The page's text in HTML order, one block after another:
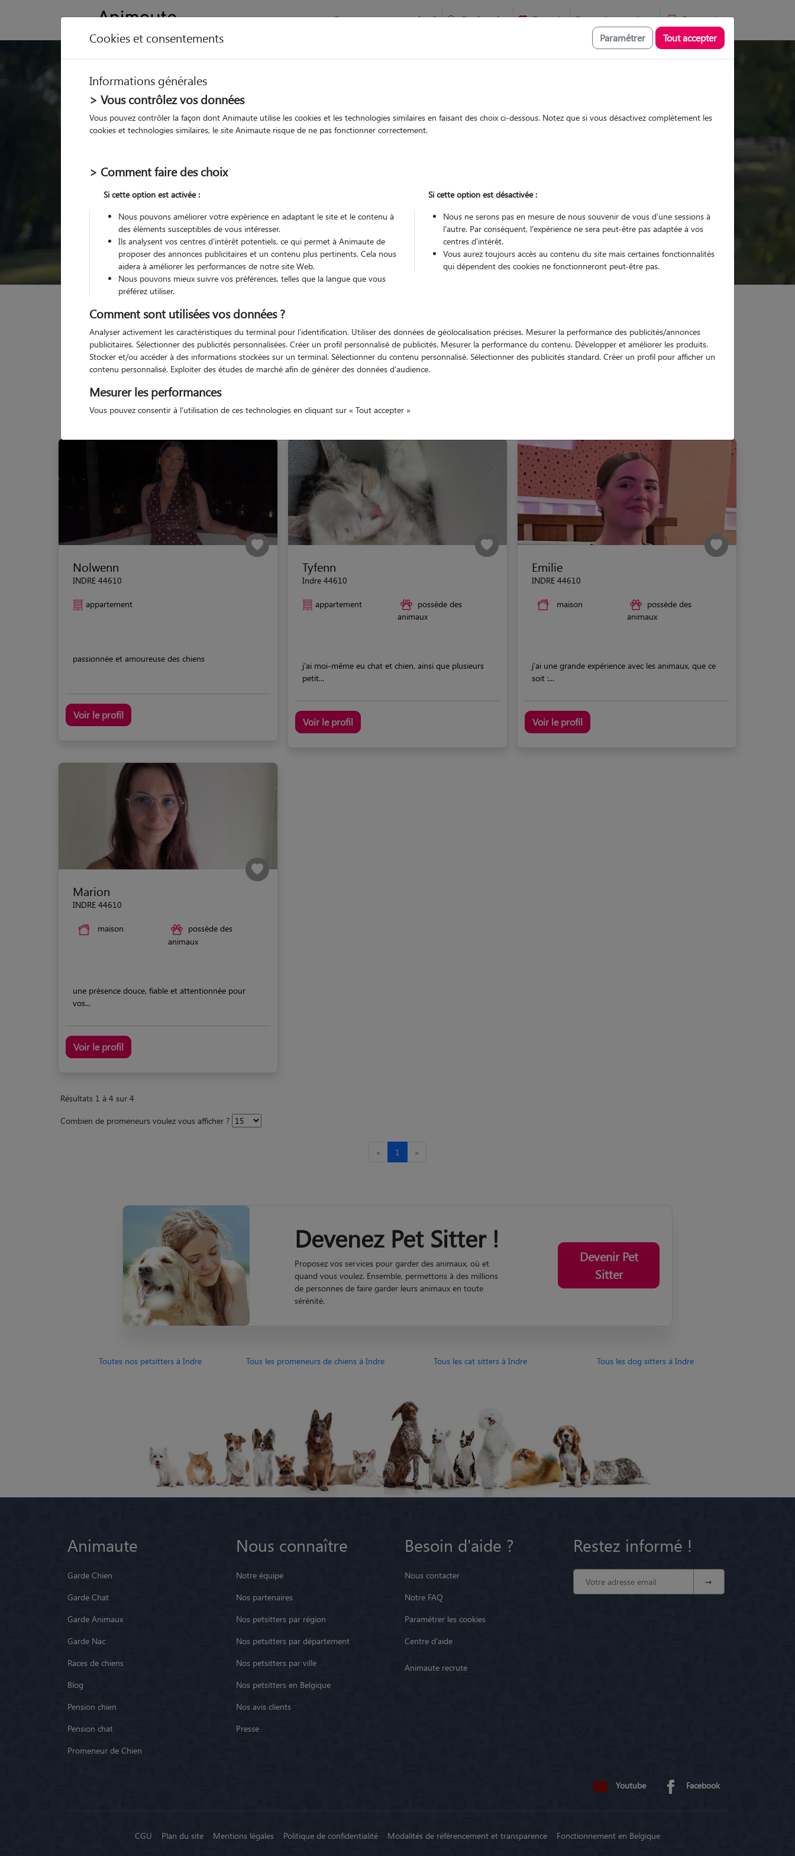
Comment ça marche ? Recherche Favoris Devenir pet sitter Connexion
Trouvez votre gardien idéal !
Parmi nospet sitters vérifiés chez le Pet Sitter
chez le Pet Sitter Visites
Visites
Pour quel animal ?
Trouver mon Pet Sitter
Garde animaux France Pays-de-la-Loire Loire-Atlantique
Nolwenn
INDRE 44610
appartement
passionnée et amoureuse des chiens
Voir le profil
Tyfenn
Indre 44610
appartement
possède des
animaux
j'ai moi-même eu chat et chien, ainsi que plusieurs
petit...
Voir le profil
Emilie
INDRE 44610
maison
possède des
animaux
j'ai une grande expérience avec les animaux, que ce
soit :...
Voir le profil
Marion
INDRE 44610
maison
possède des
animaux
une présence douce, fiable et attentionnée pour
vos...
Voir le profil
Résultats 1 à 4 sur 4
Combien de promeneurs voulez vous afficher ?
« 1 »
Devenez Pet Sitter !
Proposez vos services pour garder des animaux, où et
quand vous voulez. Ensemble, permettons à des millions
de personnes de faire garder leurs animaux en toute
sérénité.
Devenir Pet
Sitter
Toutes nos petsitters à Indre Tous les promeneurs de chiens à Indre Tous les cat sitters à Indre Tous les dog sitters à Indre
Animaute
Garde Chien
Garde Chat
Garde Animaux
Garde Nac
Races de chiens
Blog
Pension chien
Pension chat
Promeneur de Chien
Nous connaître
Notre équipe
Nos partenaires
Nos petsitters par région
Nos petsitters par département
Nos petsitters par ville
Nos petsitters en Belgique
Nos avis clients
Presse
Besoin d'aide ?
Nous contacter
Notre FAQ
Paramétrer les cookies
Centre d'aide
Animaute recrute
Restez informé !
Youtube Facebook
CGU Plan du site Mentions légales Politique de confidentialité Modalités de référencement et transparence Fonctionnement en Belgique
Cookies et consentements Paramétrer Tout accepter
Informations générales
> Vous contrôlez vos données
Vous pouvez contrôler la façon dont Animaute utilise les cookies et les technologies similaires en faisant des choix ci-dessous. Notez que si vous désactivez complètement les
cookies et technologies similaires, le site Animaute risque de ne pas fonctionner correctement.
> Comment faire des choix
Si cette option est activée :
Nous pouvons améliorer votre expérience en adaptant le site et le contenu à
des éléments susceptibles de vous intéresser.
Ils analysent vos centres d'intérêt potentiels, ce qui permet à Animaute de
proposer des annonces publicitaires et un contenu plus pertinents. Cela nous
aidera à améliorer les performances de notre site Web.
Nous pouvons mieux suivre vos préférences, telles que la langue que vous
préférez utiliser.
Si cette option est désactivée :
Nous ne serons pas en mesure de nous souvenir de vous d'une sessions à
l'autre. Par conséquent, l'expérience ne sera peut-être pas adaptée à vos
centres d'intérêt.
Vous aurez toujours accès au contenu du site mais certaines fonctionnalités
qui dépendent des cookies ne fonctionneront peut-être pas.
Comment sont utilisées vos données ?
Analyser activement les caractéristiques du terminal pour l'identification. Utiliser des données de géolocalisation précises. Mesurer la performance des publicités/annonces
publicitaires. Sélectionner des publicités personnalisées. Créer un profil personnalisé de publicités. Mesurer la performance du contenu. Développer et améliorer les produits.
Stocker et/ou accéder à des informations stockées sur un terminal. Sélectionner du contenu personnalisé. Sélectionner des publicités standard. Créer un profil pour afficher un
contenu personnalisé. Exploiter des études de marché afin de générer des données d'audience.
Mesurer les performances
Vous pouvez consentir à l'utilisation de ces technologies en cliquant sur « Tout accepter »